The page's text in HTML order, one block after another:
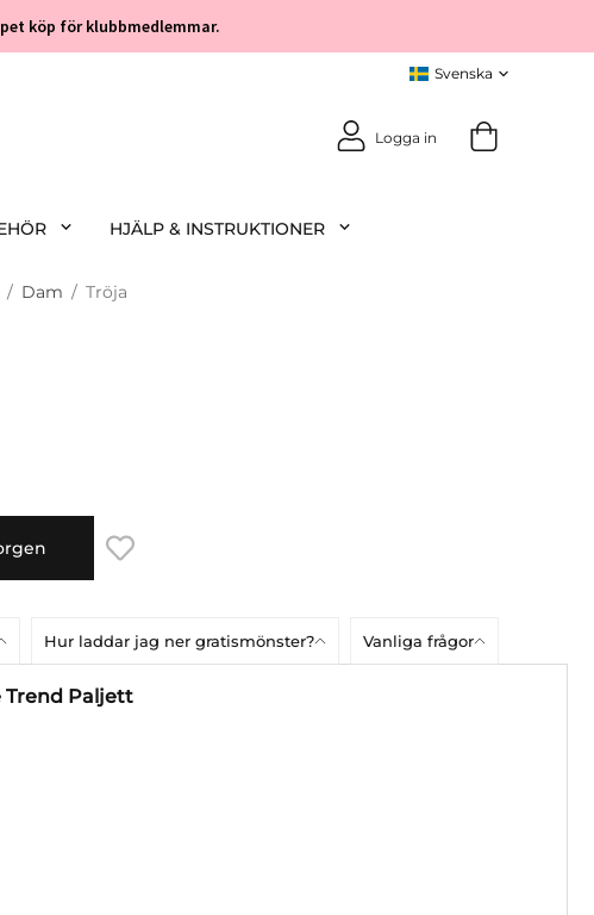
köp för klubbmedlemmar.
Logga in
HJÄLP & INSTRUKTIONER
/ Dam / Tröja
Hur laddar jag ner gratismönster? Vanliga frågor
Trend Paljett